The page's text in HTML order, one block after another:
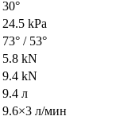
30°
24.5 kPa
73° / 53°
5.8 kN
9.4 kN
9.4 л
9.6×3 л/мин